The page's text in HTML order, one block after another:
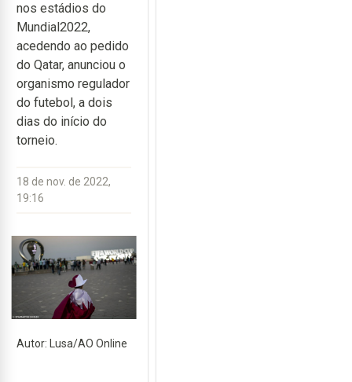
nos estádios do
Mundial2022,
acedendo ao pedido
do Qatar, anunciou o
organismo regulador
do futebol, a dois
dias do início do
torneio.
18 de nov. de 2022,
19:16
Autor: Lusa/AO Online